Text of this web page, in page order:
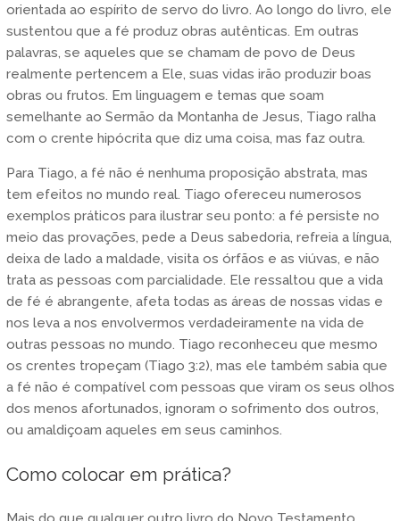
orientada ao espírito de servo do livro. Ao longo do livro, ele
sustentou que a fé produz obras autênticas. Em outras
palavras, se aqueles que se chamam de povo de Deus
realmente pertencem a Ele, suas vidas irão produzir boas
obras ou frutos. Em linguagem e temas que soam
semelhante ao Sermão da Montanha de Jesus, Tiago ralha
com o crente hipócrita que diz uma coisa, mas faz outra.
Para Tiago, a fé não é nenhuma proposição abstrata, mas
tem efeitos no mundo real. Tiago ofereceu numerosos
exemplos práticos para ilustrar seu ponto: a fé persiste no
meio das provações, pede a Deus sabedoria, refreia a língua,
deixa de lado a maldade, visita os órfãos e as viúvas, e não
trata as pessoas com parcialidade. Ele ressaltou que a vida
de fé é abrangente, afeta todas as áreas de nossas vidas e
nos leva a nos envolvermos verdadeiramente na vida de
outras pessoas no mundo. Tiago reconheceu que mesmo
os crentes tropeçam (Tiago 3:2), mas ele também sabia que
a fé não é compatível com pessoas que viram os seus olhos
dos menos afortunados, ignoram o sofrimento dos outros,
ou amaldiçoam aqueles em seus caminhos.
Como colocar em prática?